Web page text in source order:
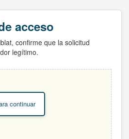
acceso
confirme que la solicitud
legítimo.
continuar